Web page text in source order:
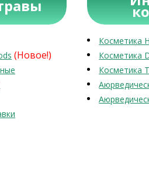
(Новое!)
Косметика
Косметика
Косметика